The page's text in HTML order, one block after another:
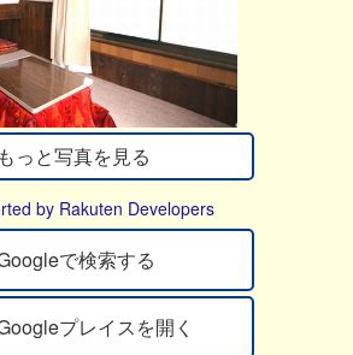
by Rakuten Developers
で検索する
プレイスを開く
もっと写真を見る